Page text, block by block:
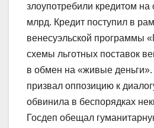
злоупотребили кредитом на
млрд. Кредит поступил в
венесуэльской программы
схемы льготных поставок
в обмен на «живые
призвал оппозицию к
обвинила в беспорядках
Госдеп обещал